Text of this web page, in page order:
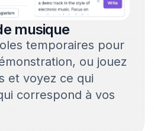
musique
temporaires pour
ou jouez
et voyez ce qui
correspond à vos